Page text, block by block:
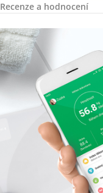
Recenze a hodnocení